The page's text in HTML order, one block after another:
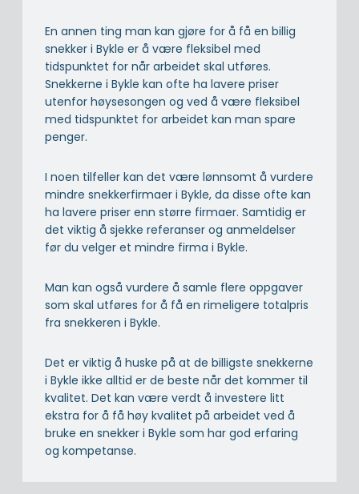
En annen ting man kan gjøre for å få en billig
snekker i Bykle er å være fleksibel med
tidspunktet for når arbeidet skal utføres.
Snekkerne i Bykle kan ofte ha lavere priser
utenfor høysesongen og ved å være fleksibel
med tidspunktet for arbeidet kan man spare
penger.
I noen tilfeller kan det være lønnsomt å vurdere
mindre snekkerfirmaer i Bykle, da disse ofte kan
ha lavere priser enn større firmaer. Samtidig er
det viktig å sjekke referanser og anmeldelser
før du velger et mindre firma i Bykle.
Man kan også vurdere å samle flere oppgaver
som skal utføres for å få en rimeligere totalpris
fra snekkeren i Bykle.
Det er viktig å huske på at de billigste snekkerne
i Bykle ikke alltid er de beste når det kommer til
kvalitet. Det kan være verdt å investere litt
ekstra for å få høy kvalitet på arbeidet ved å
bruke en snekker i Bykle som har god erfaring
og kompetanse.